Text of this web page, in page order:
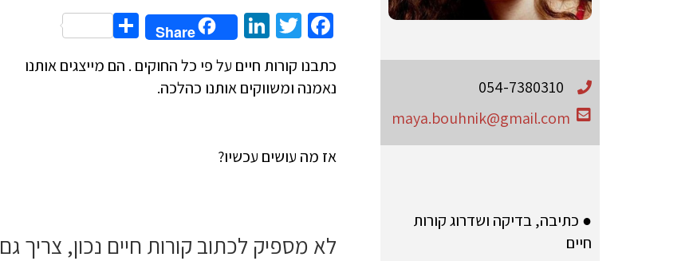
Facebook
Twitter
LinkedIn
Share
Share
כתבנו קורות חיים על פי כל החוקים . הם מייצגים אותנו
נאמנה ומשווקים אותנו כהלכה.
אז מה עושים עכשיו?
לא מספיק לכתוב קורות חיים נכון, צריך גם
054-7380310
maya.bouhnik@gmail.com
● כתיבה, בדיקה ושדרוג קורות
חיים